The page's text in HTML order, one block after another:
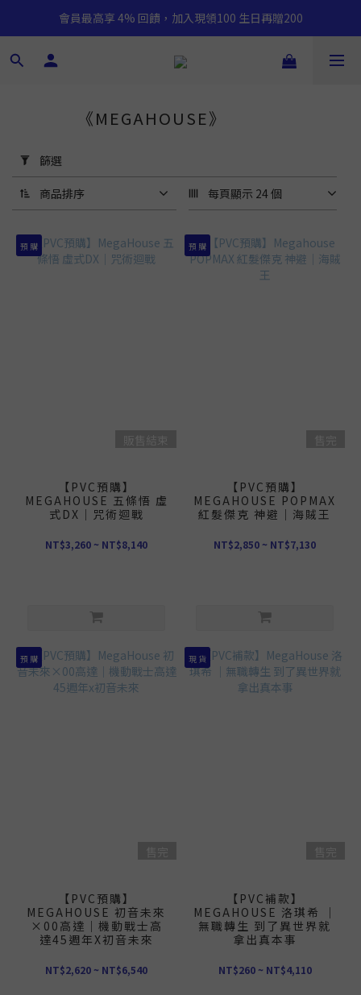
會員最高享 4% 回饋，加入現領100 生日再贈200
用
篩
選
(0/20)
價格
(NT$)
《MEGAHOUSE》
篩選
商品排序 每頁顯示 24 個
預 購
【PVC預購】
MEGAHOUSE 五條悟 虛
式DX｜咒術迴戰
NT$3,260 ~ NT$8,140
預 購
【PVC預購】
MEGAHOUSE POPMAX
紅髮傑克 神避｜海賊王
NT$2,850 ~ NT$7,130
預 購
【PVC預購】
MEGAHOUSE 初音未來
×00高達｜機動戰士高
達45週年X初音未來
NT$2,620 ~ NT$6,540
現 貨
【PVC補款】
MEGAHOUSE 洛琪希 ｜
無職轉生 到了異世界就
拿出真本事
NT$260 ~ NT$4,110